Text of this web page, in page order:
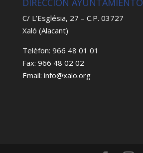
C/ L’Església, 27 – C.P. 03727
Xaló (Alacant)
Telèfon: 966 48 01 01
Fax: 966 48 02 02
Email: info@xalo.org